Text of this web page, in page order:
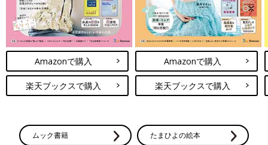
Amazonで購入
楽天ブックスで購入
Amazonで購入
楽天ブックスで購入
ムック書籍 たまひよの絵本